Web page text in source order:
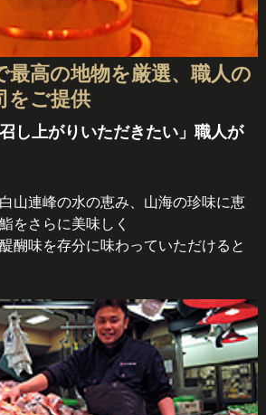
最高の地物を厳選、職人の
をご提供
し上がりいただきたい」職人が
山連峰の水の恵み、山海の珍味に恵
をさらに美味しく
醐味を存分に味わっていただけると